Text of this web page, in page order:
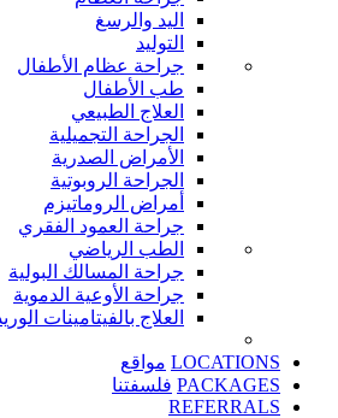
اليد والرسغ
التوليد
جراحة عظام الأطفال
طب الأطفال
العلاج الطبيعي
الجراحة التجميلية
الأمراض الصدرية
الجراحة الروبوتية
أمراض الروماتيزم
جراحة العمود الفقري
الطب الرياضي
جراحة المسالك البولية
جراحة الأوعية الدموية
العلاج بالفيتامينات
LOCATIONS مواقع
PACKAGES فلسفتنا
REFERRALS